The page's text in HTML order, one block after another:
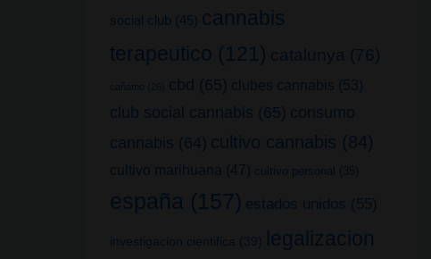
social club (45) cannabis
terapeutico (121) catalunya (76)
cañamo (26) cbd (65) clubes cannabis (53)
club social cannabis (65) consumo
cannabis (64) cultivo cannabis (84)
cultivo marihuana (47) cultivo personal (35)
españa (157) estados unidos (55)
investigacion cientifica (39)
legalizacion